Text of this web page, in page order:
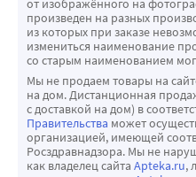
нескольких доз
Примите пропущенную дозу
упущение. Если до приема
менее 8 ч, прием надо
лечение в обычном
дозу, чтобы возместить
Влияние на способность
средствами, механизмами.
дигидропиридинового
фелодипин и амлодипин):
развития гипотензии.
увеличение риска
сократительной функции
сердечной
Антиаритмические
амиодарон): увеличивают
от изображённого на
произведен на разных
из которых при заказе
измениться наименование
со старым наименованием
Мы не продаем товары на
на дом. Дистанционная
с доставкой на дом) в
Правительства может
организацией, имеющей
Росздравнадзора. Мы не
как владелец сайта Apteka.ru,